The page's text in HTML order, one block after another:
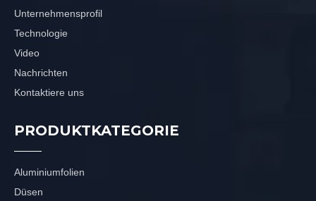
Unternehmensprofil
Technologie
Video
Nachrichten
Kontaktiere uns
PRODUKTKATEGORIE
Aluminiumfolien
Düsen